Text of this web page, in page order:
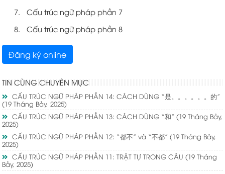
Cấu trúc ngữ pháp phần 7
Cấu trúc ngữ pháp phần 8
Đăng ký online
TIN CÙNG CHUYÊN MỤC
CẤU TRÚC NGỮ PHÁP PHẦN 14: CÁCH DÙNG “是。。。。。。的”
(19 Tháng Bảy, 2025)
CẤU TRÚC NGỮ PHÁP PHẦN 13: CÁCH DÙNG “和”(19 Tháng Bảy,
2025)
CẤU TRÚC NGỮ PHÁP PHẦN 12: “都不” và “不都”(19 Tháng Bảy,
2025)
CẤU TRÚC NGỮ PHÁP PHẦN 11: TRẬT TỰ TRONG CÂU(19 Tháng
Bảy, 2025)